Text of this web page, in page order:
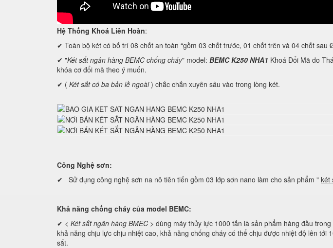
Hệ Thống Khoá Liên Hoàn:
✔ Toàn bộ két có bố trí 08 chốt an toàn “gồm 03 chốt trước, 01 chốt trên và 04 chốt sau
✔ "Két sắt ngân hàng BEMC chống cháy" model: BEMC K250 NHA1 Khoá Đổi Mã do
khóa cơ đổi mã theo ý muốn.
✔ ( Két sắt có ba bản lề ngoài) chắc chắn xuyên sâu vào trong lòng két.
Công Nghệ sơn:
✔ Sử dụng công nghệ sơn na nô tiên tiến gồm 03 lớp sơn nano làm cho sản phẩm " két
Khả năng chống cháy của model BEMC:
✔ < Két sắt ngân hàng BMEC > dùng máy thủy lực 1000 tấn là sản phẩm hàng đầu
khả năng chịu lực chịu nhiệt cao, khả năng chống cháy có thể chịu được nhiệt độ lên
sắt.